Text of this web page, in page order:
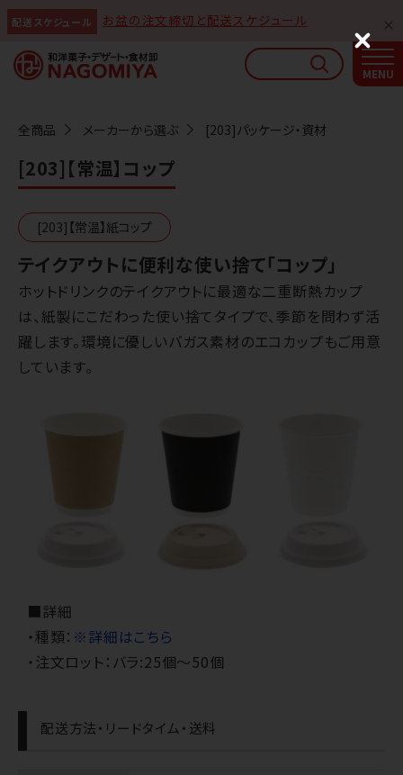
配送スケジュール お盆の注文締切と配送スケジュール
全商品 メーカーから選ぶ [203]パッケージ・資材
[203]【常温】コップ
[203]【常温】紙コップ
テイクアウトに便利な使い捨て「コップ」
ホットドリンクのテイクアウトに最適な二重断熱カップ
は、紙製にこだわった使い捨てタイプで、季節を問わず活
躍します。環境に優しいバガス素材のエコカップもご用意
しています。
■詳細
・種類： ※詳細はこちら
・注文ロット：バラ:25個～50個
配送方法・リードタイム・送料
なごみやAIガイド
AIがなごみやの使い方をお答えします
C
l
o